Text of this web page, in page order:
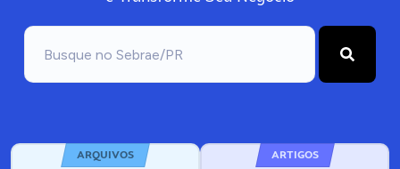
ARQUIVOS ARTIGOS